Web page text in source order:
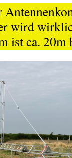
wird
ist ca. 20m